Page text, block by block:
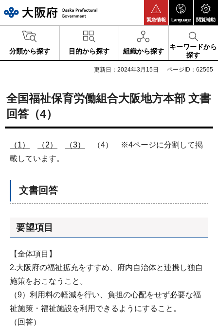
緊急情報 Language 閲覧補助
分類から探す 目的から探す 組織から探す
キーワードから
探す
更新日：2024年3月15日 ページID：62565
全国福祉保育労働組合大阪地方本部 文書
回答（4）
（1） （2） （3）
（4） ※4ページに分割して掲
載しています。
文書回答
要望項目
【全体項目】
2.大阪府の福祉拡充をすすめ、府内自治体と連携し独自
施策をおこなうこと。
（9）利用料の軽減を行い、負担の心配をせず必要な福
祉施策・福祉施設を利用できるようにすること。
（回答）